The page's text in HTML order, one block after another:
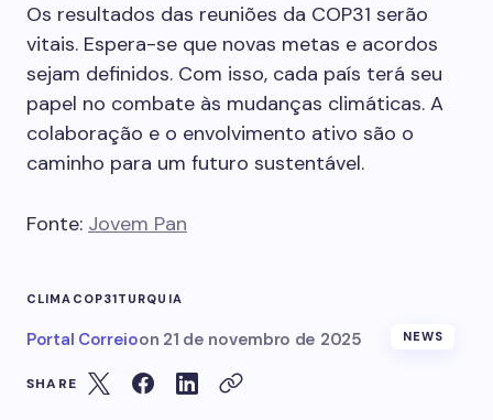
Os resultados das reuniões da COP31 serão
vitais. Espera-se que novas metas e acordos
sejam definidos. Com isso, cada país terá seu
papel no combate às mudanças climáticas. A
colaboração e o envolvimento ativo são o
caminho para um futuro sustentável.
Fonte: Jovem Pan
CLIMA COP31TURQUIA
Portal Correioon 21 de novembro de 2025 NEWS
SHARE